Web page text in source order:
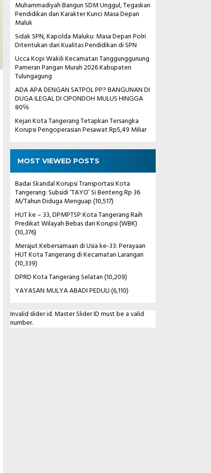
Muhammadiyah Bangun SDM Unggul, Tegaskan
Pendidikan dan Karakter Kunci Masa Depan
Maluk
Sidak SPN, Kapolda Maluku: Masa Depan Polri
Ditentukan dari Kualitas Pendidikan di SPN
Ucca Kopi Wakili Kecamatan Tanggunggunung
Pameran Pangan Murah 2026 Kabupaten
Tulungagung
ADA APA DENGAN SATPOL PP? BANGUNAN DI
DUGA ILEGAL DI CIPONDOH MULUS HINGGA
80℅
Kejari Kota Tangerang Tetapkan Tersangka
Korupsi Pengoperasian Pesawat Rp5,49 Miliar
MOST VIEWED POSTS
Badai Skandal Korupsi Transportasi Kota
Tangerang: Subsidi ‘TAYO’ Si Benteng Rp 36
M/Tahun Diduga Menguap(10,517)
HUT ke – 33, DPMPTSP Kota Tangerang Raih
Predikat Wilayah Bebas dari Korupsi (WBK)
(10,376)
Merajut Kebersamaan di Usia ke-33: Perayaan
HUT Kota Tangerang di Kecamatan Larangan
(10,339)
DPRD Kota Tangerang Selatan(10,209)
YAYASAN MULYA ABADI PEDULI(6,110)
Invalid slider id. Master Slider ID must be a valid
number.